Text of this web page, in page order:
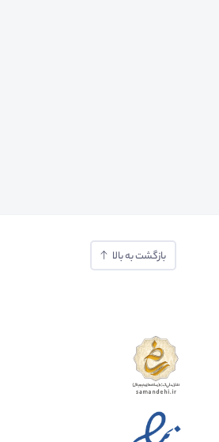
بازگشت به بالا